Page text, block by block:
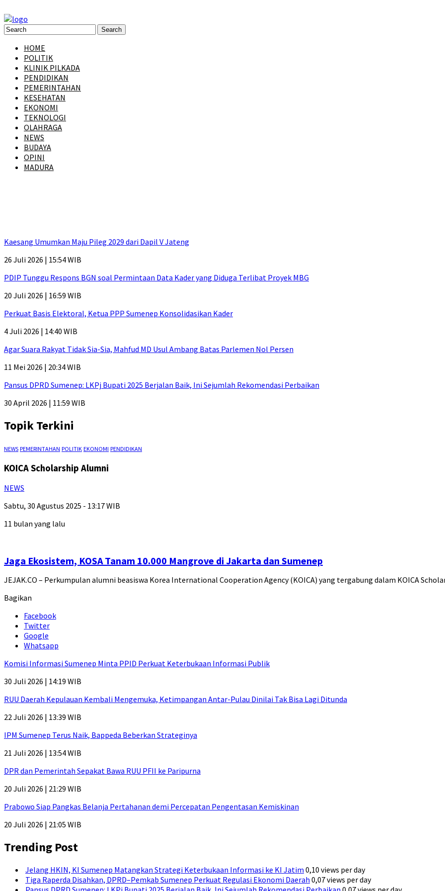
HOME
POLITIK
KLINIK PILKADA
PENDIDIKAN
PEMERINTAHAN
KESEHATAN
EKONOMI
TEKNOLOGI
OLAHRAGA
NEWS
BUDAYA
OPINI
MADURA
Kaesang Umumkan Maju Pileg 2029 dari Dapil V Jateng
26 Juli 2026 | 15:54 WIB
PDIP Tunggu Respons BGN soal Permintaan Data Kader yang Diduga Terlibat Proyek MBG
20 Juli 2026 | 16:59 WIB
Perkuat Basis Elektoral, Ketua PPP Sumenep Konsolidasikan Kader
4 Juli 2026 | 14:40 WIB
Agar Suara Rakyat Tidak Sia-Sia, Mahfud MD Usul Ambang Batas Parlemen Nol Persen
11 Mei 2026 | 20:34 WIB
Pansus DPRD Sumenep: LKPj Bupati 2025 Berjalan Baik, Ini Sejumlah Rekomendasi Perbaikan
30 April 2026 | 11:59 WIB
Topik Terkini
NEWS PEMERINTAHAN POLITIK EKONOMI PENDIDIKAN
KOICA Scholarship Alumni
NEWS
Sabtu, 30 Agustus 2025 - 13:17 WIB
11 bulan yang lalu
Jaga Ekosistem, KOSA Tanam 10.000 Mangrove di Jakarta dan Sumenep
JEJAK.CO – Perkumpulan alumni beasiswa Korea International Cooperation Agency (KOICA) yang tergabung dalam KOICA
Bagikan
Facebook
Twitter
Google
Whatsapp
Komisi Informasi Sumenep Minta PPID Perkuat Keterbukaan Informasi Publik
30 Juli 2026 | 14:19 WIB
RUU Daerah Kepulauan Kembali Mengemuka, Ketimpangan Antar-Pulau Dinilai Tak Bisa Lagi Ditunda
22 Juli 2026 | 13:39 WIB
IPM Sumenep Terus Naik, Bappeda Beberkan Strateginya
21 Juli 2026 | 13:54 WIB
DPR dan Pemerintah Sepakat Bawa RUU PFII ke Paripurna
20 Juli 2026 | 21:29 WIB
Prabowo Siap Pangkas Belanja Pertahanan demi Percepatan Pengentasan Kemiskinan
20 Juli 2026 | 21:05 WIB
Trending Post
Jelang HKIN, KI Sumenep Matangkan Strategi Keterbukaan Informasi ke KI Jatim 0,10 views per day
Tiga Raperda Disahkan, DPRD–Pemkab Sumenep Perkuat Regulasi Ekonomi Daerah 0,07 views per day